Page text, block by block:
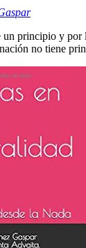
un principio y por
no tiene